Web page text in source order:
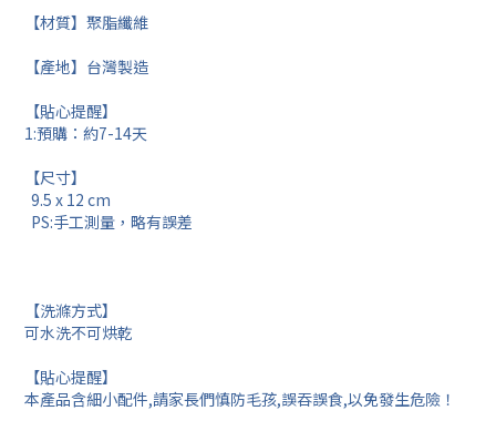
【材質】聚脂纖維
【產地】台灣製造
【貼心提醒】
1:預購：約7-14天
【尺寸】
9.5 x 12 cm
PS:手工測量，略有誤差
【洗滌方式】
可水洗不可烘乾
【貼心提醒】
本產品含細小配件,請家長們慎防毛孩,誤吞誤食,以免發生危險！